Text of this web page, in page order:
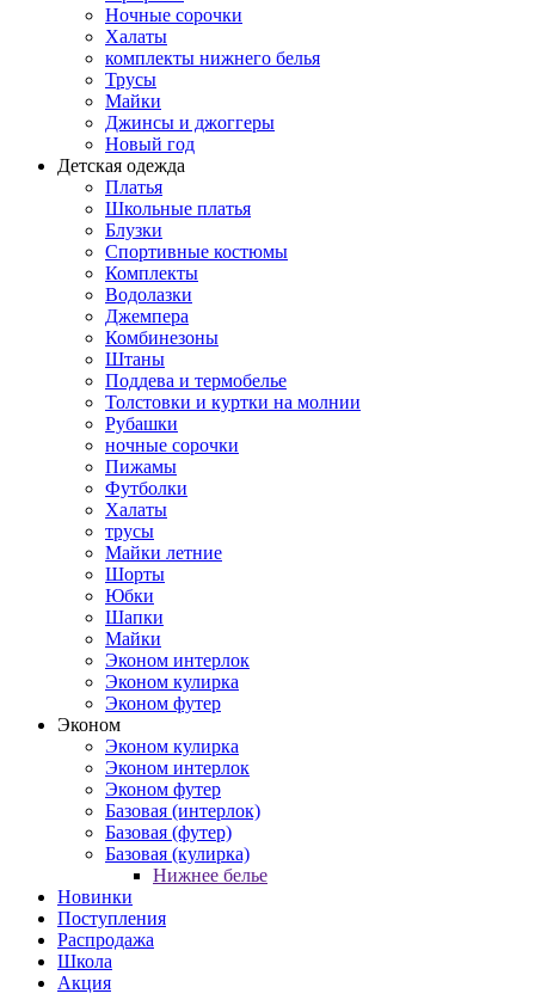
Ночные сорочки
Халаты
комплекты нижнего белья
Трусы
Майки
Джинсы и джоггеры
Новый год
Детская одежда
Платья
Школьные платья
Блузки
Спортивные костюмы
Комплекты
Водолазки
Джемпера
Комбинезоны
Штаны
Поддева и термобелье
Толстовки и куртки на молнии
Рубашки
ночные сорочки
Пижамы
Футболки
Халаты
трусы
Майки летние
Шорты
Юбки
Шапки
Майки
Эконом интерлок
Эконом кулирка
Эконом футер
Эконом
Эконом кулирка
Эконом интерлок
Эконом футер
Базовая (интерлок)
Базовая (футер)
Базовая (кулирка)
Нижнее белье
Новинки
Поступления
Распродажа
Школа
Акция